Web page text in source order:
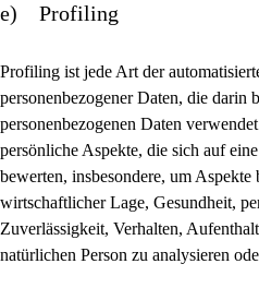
e) Profiling
Profiling ist jede Art der
personenbezogener Daten, die darin
personenbezogenen Daten
persönliche Aspekte, die sich auf
bewerten, insbesondere, um
wirtschaftlicher Lage, Gesundheit,
Zuverlässigkeit, Verhalten,
natürlichen Person zu analysieren